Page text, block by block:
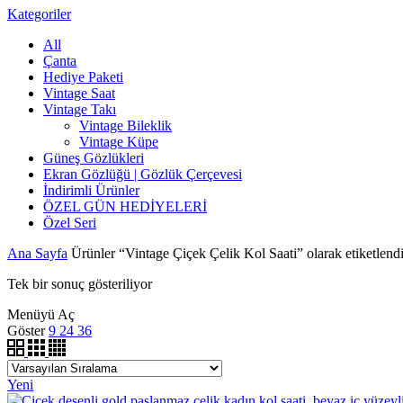
Kategoriler
All
Çanta
Hediye Paketi
Vintage Saat
Vintage Takı
Vintage Bileklik
Vintage Küpe
Güneş Gözlükleri
Ekran Gözlüğü | Gözlük Çerçevesi
İndirimli Ürünler
ÖZEL GÜN HEDİYELERİ
Özel Seri
Ana Sayfa Ürünler “Vintage Çiçek Çelik Kol Saati” olarak etiketlendi
Tek bir sonuç gösteriliyor
Menüyü Aç
Göster 9 24 36
Yeni